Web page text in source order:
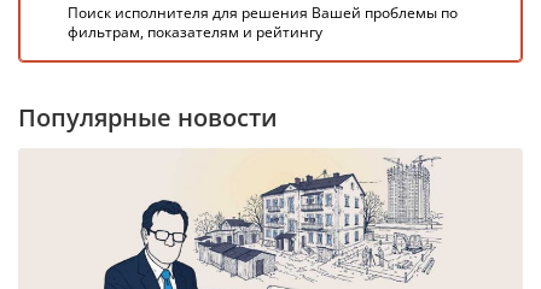
Поиск исполнителя для решения Вашей проблемы по
фильтрам, показателям и рейтингу
Популярные новости